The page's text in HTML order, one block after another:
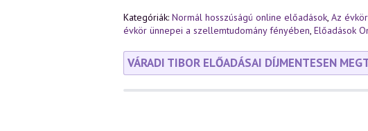
Kategóriák: Normál hosszúságú online előadások, Az
évkör ünnepei a szellemtudomány fényében, Előadások
VÁRADI TIBOR ELŐADÁSAI DÍJMENTESEN